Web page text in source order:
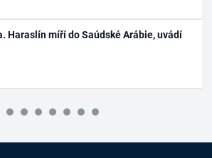
Haraslín míří do Saúdské Arábie, uvádí